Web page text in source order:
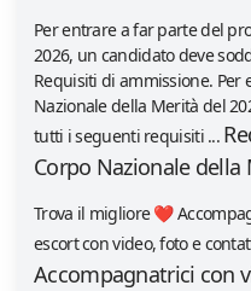
Per entrare a far parte del
2026, un candidato deve
Requisiti di ammissione.
Nazionale della Merità del
tutti i seguenti requisiti ...
Corpo Nazionale della
Trova il migliore ❤️
escort con video, foto e
Accompagnatrici con